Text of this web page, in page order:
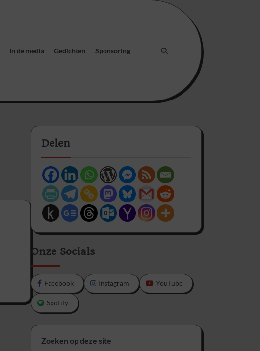
In de media Gedichten Sponsoring
Delen
Onze Socials
Facebook Instagram YouTube
Spotify
Zoeken op deze site